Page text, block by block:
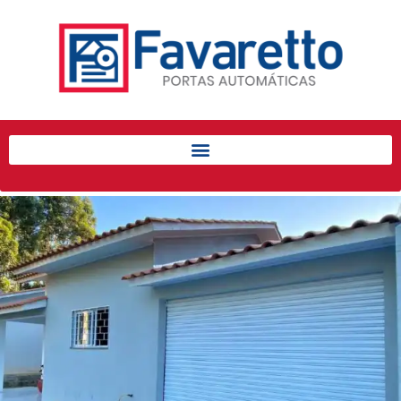
Início
Produtos
Porta de Enrolar Automática
Automatizadores
Acessórios Para Portas de
Enrolar
Pintura eletrostática
Portfólio
Contato